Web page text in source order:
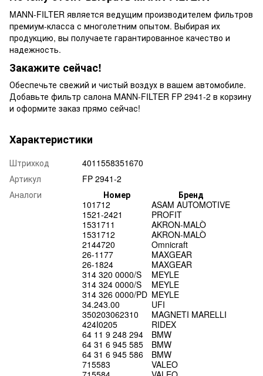
MANN-FILTER является ведущим производителем фильтров
премиум-класса с многолетним опытом. Выбирая их
продукцию, вы получаете гарантированное качество и
надежность.
Закажите сейчас!
Обеспечьте свежий и чистый воздух в вашем автомобиле.
Добавьте фильтр салона MANN-FILTER FP 2941-2 в корзину
и оформите заказ прямо сейчас!
Характеристики
Штрихкод
4011558351670
Артикул
FP 2941-2
Аналоги
Номер
Бренд
101712
ASAM AUTOMOTIVE
1521-2421
PROFIT
1531711
AKRON-MALÒ
1531712
AKRON-MALÒ
2144720
Omnicraft
26-1177
MAXGEAR
26-1824
MAXGEAR
314 320 0000/S
MEYLE
314 324 0000/S
MEYLE
314 326 0000/PD MEYLE
34.243.00
UFI
350203062310
MAGNETI MARELLI
424I0205
RIDEX
64 11 9 248 294
BMW
64 31 6 945 585
BMW
64 31 6 945 586
BMW
715583
VALEO